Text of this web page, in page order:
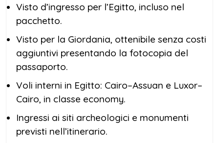
Visto d’ingresso per l’Egitto, incluso nel
pacchetto.
Visto per la Giordania, ottenibile senza costi
aggiuntivi presentando la fotocopia del
passaporto.
Voli interni in Egitto: Cairo–Assuan e Luxor–
Cairo, in classe economy.
Ingressi ai siti archeologici e monumenti
previsti nell’itinerario.